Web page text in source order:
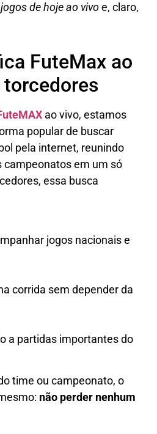
jogos de hoje ao vivoe, claro,
FuteMax ao
ao vivo, estamos
popular de buscar
pela internet, reunindo
campeonatos em um só
essa busca
jogos nacionais e
corrida sem depender da
a partidas importantes do
time ou campeonato, o
não perder nenhum